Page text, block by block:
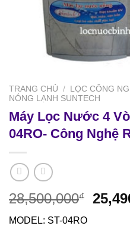
TRANG CHỦ / LỌC CÔNG
NÓNG LẠNH SUNTECH
Máy Lọc Nước 4
04RO- Công Nghệ
28,500,000₫
Giá
MODEL: ST-04RO